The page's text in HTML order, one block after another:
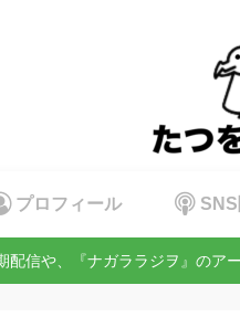
プロフィール
信や、『ナガララジヲ』の